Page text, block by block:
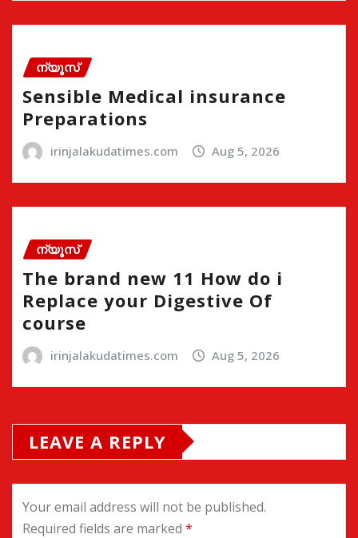
ന്യൂസ്
Sensible Medical insurance
Preparations
irinjalakudatimes.com Aug 5, 2026
ന്യൂസ്
The brand new 11 How do i
Replace your Digestive Of
course
irinjalakudatimes.com Aug 5, 2026
LEAVE A REPLY
Your email address will not be published.
Required fields are marked *